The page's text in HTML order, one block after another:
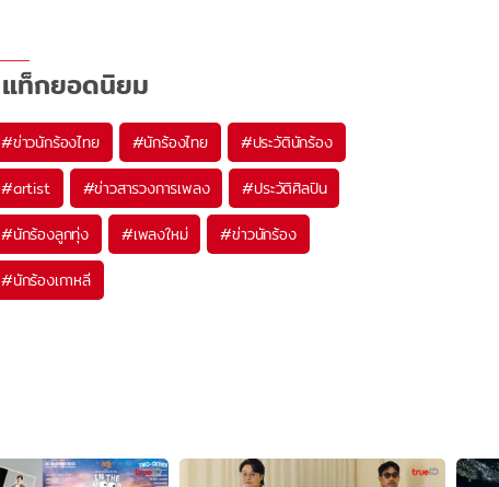
แท็กยอดนิยม
#ข่าวนักร้องไทย #นักร้องไทย #ประวัตินักร้อง
#artist #ข่าวสารวงการเพลง #ประวัติศิลปิน
#นักร้องลูกทุ่ง #เพลงใหม่ #ข่าวนักร้อง
#นักร้องเกาหลี